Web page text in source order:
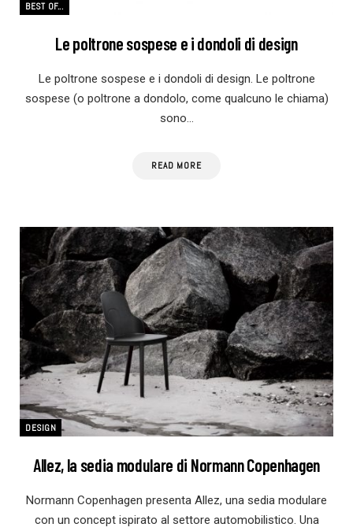
BEST OF...
Le poltrone sospese e i dondoli di design
Le poltrone sospese e i dondoli di design. Le poltrone
sospese (o poltrone a dondolo, come qualcuno le chiama)
sono…
READ MORE
DESIGN
Allez, la sedia modulare di Normann Copenhagen
Normann Copenhagen presenta Allez, una sedia modulare
con un concept ispirato al settore automobilistico. Una